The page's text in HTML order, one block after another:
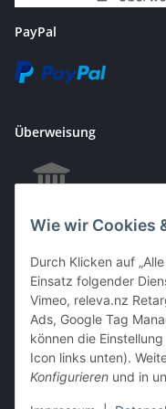
Wie wir Cookies
Durch Klicken auf
Einsatz folgender
Vimeo, releva.nz
Ads, Google Tag
können die
Icon links unten).
Konfigurieren und in
PayPal
Überweisung
EC &
Barzahlung bei